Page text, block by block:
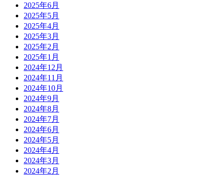
2025年6月
2025年5月
2025年4月
2025年3月
2025年2月
2025年1月
2024年12月
2024年11月
2024年10月
2024年9月
2024年8月
2024年7月
2024年6月
2024年5月
2024年4月
2024年3月
2024年2月